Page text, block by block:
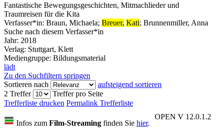
Fantastische Bewegungsgeschichten, Mitmachlieder und
Traumreisen für die Kita
Verfasser*in: Braun, Michaela; Breuer, Kati; Brunnenmiller, Anna
Suche nach diesem Verfasser*in
Jahr: 2018
Verlag: Stuttgart, Klett
Mediengruppe: Bildungsmaterial
lädt
Zu den Suchfiltern springen
Sortieren nach
aufsteigend sortieren
2 Treffer
Treffer pro Seite
Trefferliste drucken Permalink Trefferliste
OPEN V 12.0.1.2
Infos zum Film-Streaming finden Sie hier.